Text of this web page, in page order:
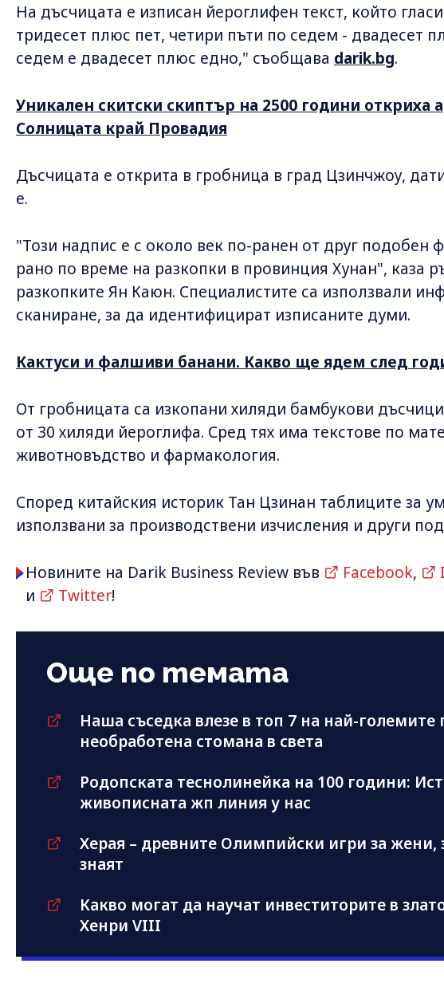
На дъсчицата е изписан йероглифен текст, който
тридесет плюс пет, четири пъти по седем - двадесет
седем е двадесет плюс едно," съобщава darik.bg.
Уникален скитски скиптър на 2500 години откриха
Солницата край Провадия
Дъсчицата е открита в гробница в град Цзинчжоу,
е.
"Този надпис е с около век по-ранен от друг подобен
рано по време на разкопки в провинция Хунан", каза
разкопките Ян Каюн. Специалистите са използвали
сканиране, за да идентифицират изписаните думи.
Кактуси и фалшиви банани. Какво ще ядем след
От гробницата са изкопани хиляди бамбукови
от 30 хиляди йероглифа. Сред тях има текстове по
животновъдство и фармакология.
Според китайския историк Тан Цзинан таблиците за
използвани за производствени изчисления и други
Новините на Darik Business Review във Facebook,
и
Twitter!
Още по темата
Наша съседка влезе в топ 7 на най-големите
необработена стомана в света
Родопската теснолинейка на 100 години:
живописната жп линия у нас
Херая – древните Олимпийски игри за жени,
знаят
Какво могат да научат инвеститорите в
Хенри VIII